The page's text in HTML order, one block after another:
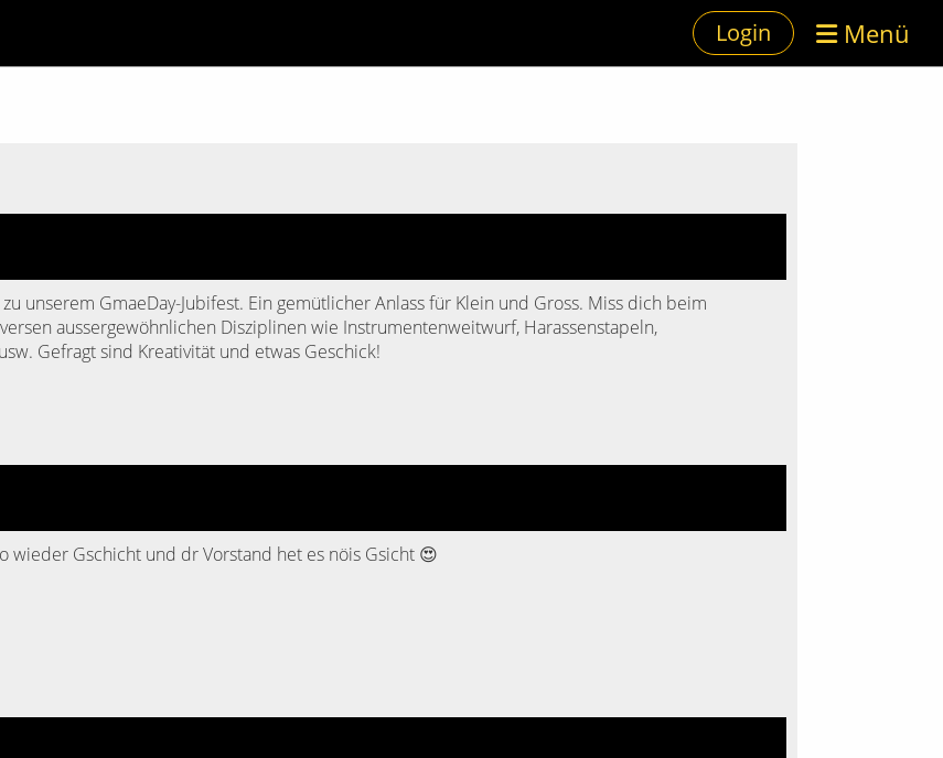
Login Menü
unserem GmaeDay-Jubifest. Ein gemütlicher Anlass für Klein und Gross. Miss dich beim
aussergewöhnlichen Disziplinen wie Instrumentenweitwurf, Harassenstapeln,
Gefragt sind Kreativität und etwas Geschick!
wieder Gschicht und dr Vorstand het es nöis Gsicht 😍